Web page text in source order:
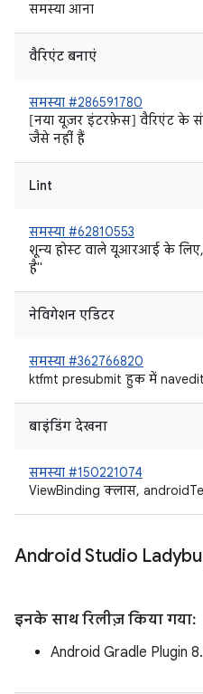
समस्या आना
वैरिएंट बनाएं
समस्या #286591780
[नया यूज़र इंटरफ़ेस] वैरिएंट के
जैसे नहीं हैं
Lint
समस्या #62810553
शून्य होस्ट वाले यूआरआई के
है"
नेविगेशन एडिटर
समस्या #362766820
ktfmt presubmit हुक में
बाइंडिंग देखना
समस्या #150221074
ViewBinding क्लास,
Android Studio
इनके साथ रिलीज़ किया गया:
Android Gradle Plugin